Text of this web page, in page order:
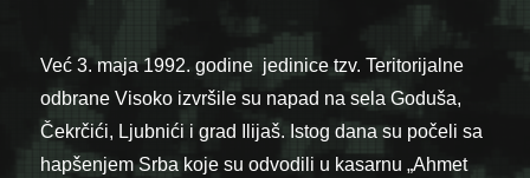
Već 3. maja 1992. godine jedinice tzv. Teritorijalne
odbrane Visoko izvršile su napad na sela Goduša,
Čekrčići, Ljubnići i grad Ilijaš. Istog dana su počeli sa
hapšenjem Srba koje su odvodili u kasarnu „Ahmet